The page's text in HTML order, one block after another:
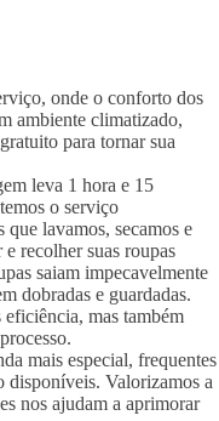
onde o conforto dos
ambiente climatizado,
para tornar sua
leva 1 hora e 15
o serviço
que lavamos, secamos e
recolher suas roupas
saiam impecavelmente
dobradas e guardadas.
mas também
mais especial, frequentes
disponíveis. Valorizamos a
nos ajudam a aprimorar